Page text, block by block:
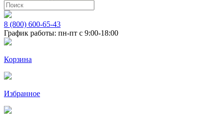
8 (800) 600-65-43
График работы: пн-пт с 9:00-18:00
Корзина
Избранное